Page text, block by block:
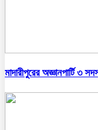
মাদারীপুরের অজ্ঞানপার্টি ৩